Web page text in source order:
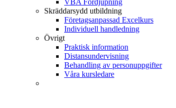
VBA Fördjupning
Skräddarsydd utbildning
Företagsanpassad Excelkurs
Individuell handledning
Övrigt
Praktisk information
Distansundervisning
Behandling av personuppgifter
Våra kursledare